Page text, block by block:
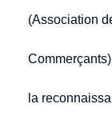
(Association
la